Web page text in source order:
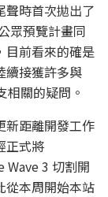
聲時首次拋出了
眾預覽計畫同
目前看來的確是
續接獲許多與
相關的疑問。
新距離開發工作
正式將
Wave 3 切割開
從本周開始本站